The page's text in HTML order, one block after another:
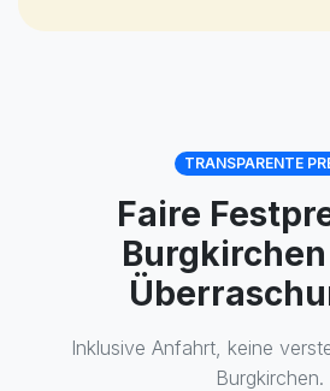
TRANSPARENTE
Faire
Inklusive Anfahrt, keine
Burgkirchen.